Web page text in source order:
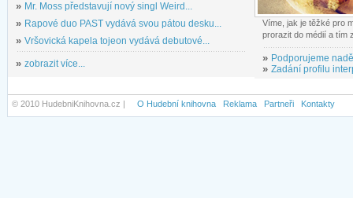
» Mr. Moss představují nový singl Weird...
» Rapové duo PAST vydává svou pátou desku...
» Vršovická kapela tojeon vydává debutové...
» zobrazit více...
Víme, jak je těžké pro
prorazit do médií a tím
» Podporujeme
» Zadání profilu
© 2010 HudebniKnihovna.cz | O Hudební knihovna Reklama Partneři Kontakty